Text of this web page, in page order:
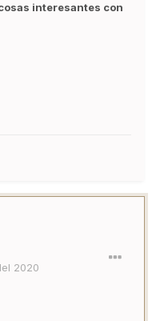
interesantes con
2020